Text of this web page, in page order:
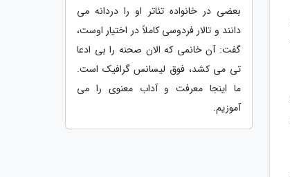
بعضی در خانواده تئاتر او را دردانه می
دانند و تالار فردوسی کاملاً در اختیار اوست،
گفت: آن خانمی که الان صحنه را بی ادعا
تی می کشد، فوق لیسانس گرافیک است.
ما اینجا معرفت و آداب معنوی را می
آموزیم.